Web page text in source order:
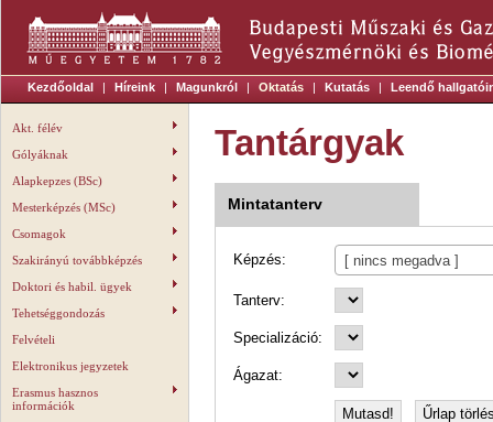
Kezdőoldal | Híreink | Magunkról | Oktatás | Kutatás | Leendő
Akt. félév
Gólyáknak
Alapkepzes (BSc)
Mesterképzés (MSc)
Csomagok
Szakirányú továbbképzés
Doktori és habil. ügyek
Tehetséggondozás
Felvételi
Elektronikus jegyzetek
Erasmus hasznos
információk
Tantárgyak
Mintatanterv
Képzés: [ nincs megadva ]
Tanterv:
Specializáció:
Ágazat: